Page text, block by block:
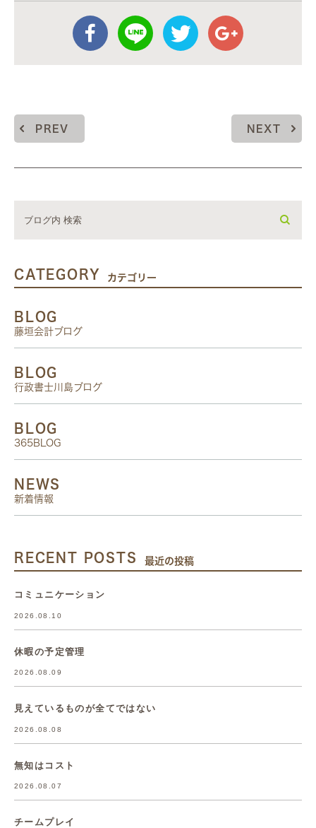
PREV NEXT
CATEGORY カテゴリー
BLOG
藤垣会計ブログ
BLOG
行政書士川島ブログ
BLOG
365BLOG
NEWS
新着情報
RECENT POSTS 最近の投稿
コミュニケーション
2026.08.10
休暇の予定管理
2026.08.09
見えているものが全てではない
2026.08.08
無知はコスト
2026.08.07
チームプレイ